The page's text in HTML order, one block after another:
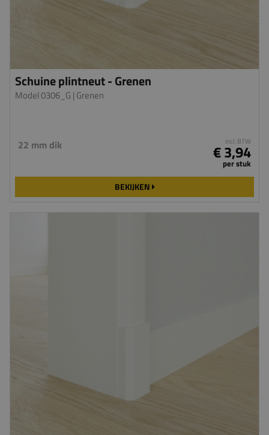
Schuine plintneut - Grenen
Model 0306_G | Grenen
22 mm dik incl. BTW
€ 3,94
per stuk
BEKIJKEN